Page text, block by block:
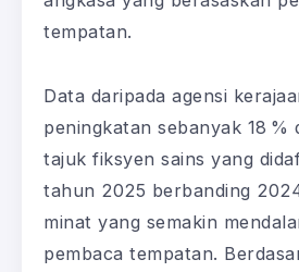
tempatan.
Data daripada agensi
peningkatan sebanyak 18 %
tajuk fiksyen sains yang
tahun 2025 berbanding
minat yang semakin
pembaca tempatan.